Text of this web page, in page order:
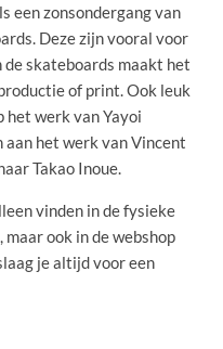
een zonsondergang van
Deze zijn vooral voor
de skateboards maakt het
of print. Ook leuk
het werk van Yayoi
aan het werk van Vincent
Takao Inoue.
vinden in de fysieke
ook in de webshop
je altijd voor een